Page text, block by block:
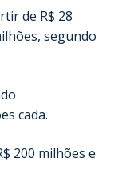
de R$ 28
segundo
cada.
200 milhões e